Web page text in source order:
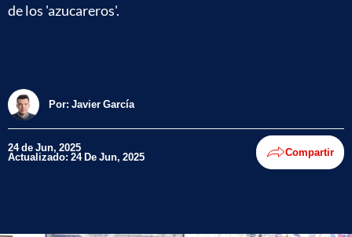
de los 'azucareros'.
Por: Javier García
24 de Jun, 2025
Actualizado: 24 De Jun, 2025 Compartir